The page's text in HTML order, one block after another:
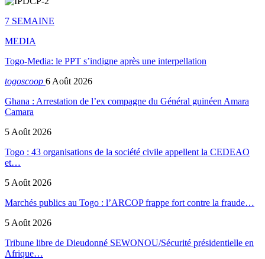
7 SEMAINE
MEDIA
Togo-Media: le PPT s’indigne après une interpellation
togoscoop 6 Août 2026
Ghana : Arrestation de l’ex compagne du Général guinéen Amara
Camara
5 Août 2026
Togo : 43 organisations de la société civile appellent la CEDEAO
et…
5 Août 2026
Marchés publics au Togo : l’ARCOP frappe fort contre la fraude…
5 Août 2026
Tribune libre de Dieudonné SEWONOU/Sécurité présidentielle en
Afrique…